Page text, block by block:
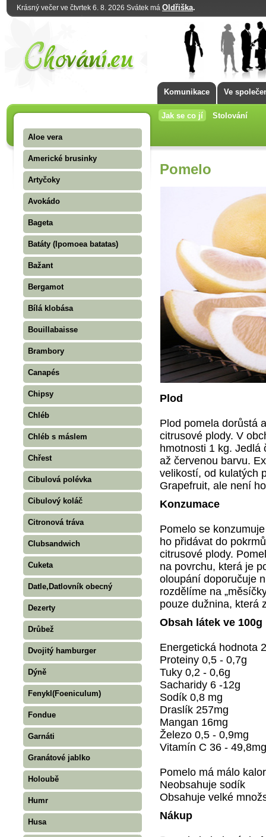
Krásný večer ve čtvrtek 6. 8. 2026 Svátek má Oldřiška.
Komunikace Ve
Jak se co jí Stolování
Aloe vera
Americké brusinky
Artyčoky
Avokádo
Bageta
Batáty (Ipomoea batatas)
Bažant
Bergamot
Bílá klobása
Bouillabaisse
Brambory
Canapés
Chipsy
Chléb
Chléb s máslem
Chřest
Cibulová polévka
Cibulový koláč
Citronová tráva
Clubsandwich
Cuketa
Datle,Datlovník obecný
Dezerty
Drůbež
Dvojitý hamburger
Dýně
Fenykl(Foeniculum)
Fondue
Garnáti
Granátové jablko
Holoubě
Humr
Husa
Pomelo
Plod
Plod pomela dorůstá
citrusové plody. V
hmotnosti 1 kg. Jedlá
až červenou barvu.
velikostí, od kulatých
Grapefruit, ale není
Konzumace
Pomelo se
ho přidávat do
citrusové plody.
na povrchu, která je
oloupání doporučuje
rozdělíme na
pouze dužnina, která
Obsah látek ve 100g
Energetická hodnota
Proteiny 0,5 - 0,7g
Tuky 0,2 - 0,6g
Sacharidy 6 -12g
Sodík 0,8 mg
Draslík 257mg
Mangan 16mg
Železo 0,5 - 0,9mg
Vitamín C 36 - 49,8mg
Pomelo má málo
Neobsahuje sodík
Obsahuje velké
Nákup